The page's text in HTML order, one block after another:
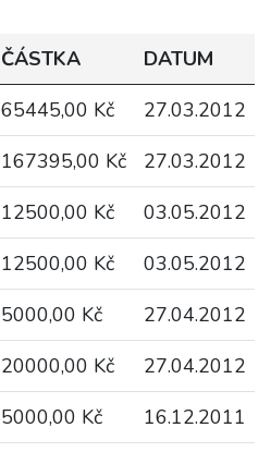
ČÁSTKA
DATUM
65445,00 Kč
27.03.2012
167395,00 Kč
27.03.2012
12500,00 Kč
03.05.2012
12500,00 Kč
03.05.2012
5000,00 Kč
27.04.2012
20000,00 Kč
27.04.2012
5000,00 Kč
16.12.2011